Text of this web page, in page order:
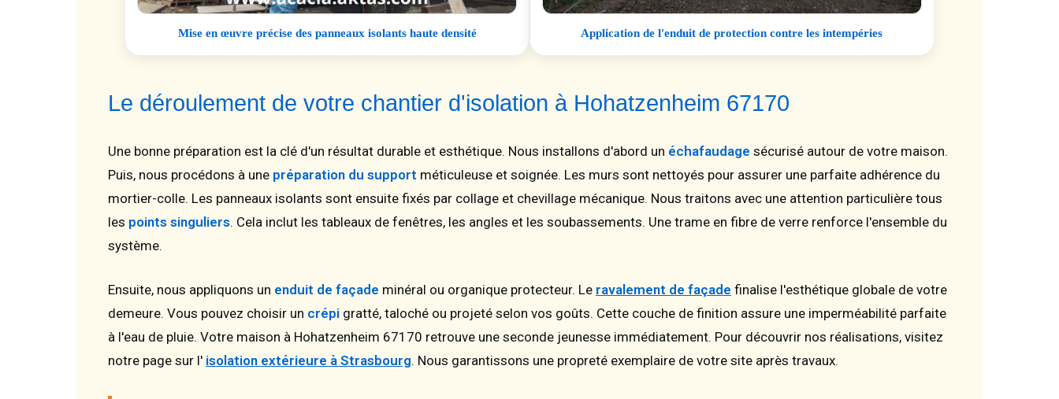
Mise en œuvre précise des panneaux isolants haute densité Application de l'enduit de protection contre les intempéries
Le déroulement de votre chantier d'isolation à Hohatzenheim 67170
Une bonne préparation est la clé d'un résultat durable et esthétique. Nous installons d'abord un échafaudage sécurisé autour de votre maison.
Puis, nous procédons à une préparation du support méticuleuse et soignée. Les murs sont nettoyés pour assurer une parfaite adhérence du
mortier-colle. Les panneaux isolants sont ensuite fixés par collage et chevillage mécanique. Nous traitons avec une attention particulière tous
les points singuliers. Cela inclut les tableaux de fenêtres, les angles et les soubassements. Une trame en fibre de verre renforce l'ensemble du
système.
Ensuite, nous appliquons un enduit de façade minéral ou organique protecteur. Le ravalement de façade finalise l'esthétique globale de votre
demeure. Vous pouvez choisir un crépi gratté, taloché ou projeté selon vos goûts. Cette couche de finition assure une imperméabilité parfaite
à l'eau de pluie. Votre maison à Hohatzenheim 67170 retrouve une seconde jeunesse immédiatement. Pour découvrir nos réalisations, visitez
notre page sur l' isolation extérieure à Strasbourg. Nous garantissons une propreté exemplaire de votre site après travaux.